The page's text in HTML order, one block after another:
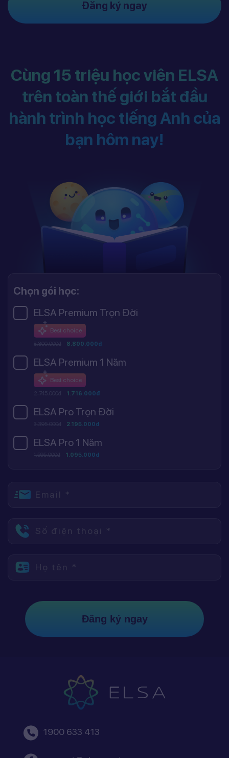
Đăng ký ngay
Cùng 15 triệu học viên ELSA
trên toàn thế giới bắt đầu
hành trình học tiếng Anh của
bạn hôm nay!
Chọn gói học:
ELSA Premium Trọn Đời
Best choice
8.800.000đ 8.800.000đ
ELSA Premium 1 Năm
Best choice
2.745.000đ 1.716.000đ
ELSA Pro Trọn Đời
3.395.000đ 2.195.000đ
ELSA Pro 1 Năm
1.595.000đ 1.095.000đ
Email *
Số điện thoại *
Họ tên *
Đăng ký ngay
1900 633 413